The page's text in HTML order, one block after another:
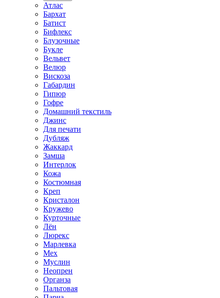
Атлас
Бархат
Батист
Бифлекс
Блузочные
Букле
Вельвет
Велюр
Вискоза
Габардин
Гипюр
Гофре
Домашний текстиль
Джинс
Для печати
Дубляж
Жаккард
Замша
Интерлок
Кожа
Костюмная
Креп
Кристалон
Кружево
Курточные
Лён
Люрекс
Марлевка
Мех
Муслин
Неопрен
Органза
Пальтовая